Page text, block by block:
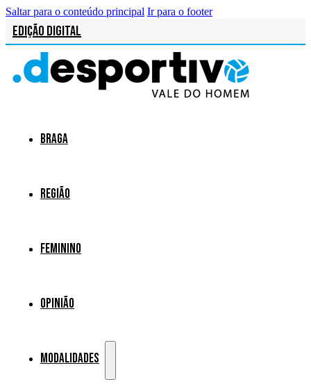
Saltar para o conteúdo principal Ir para o footer
Edição Digital
Braga
Região
Feminino
Opinião
Modalidades